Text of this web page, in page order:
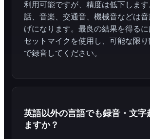
利用可能ですが、精度は低下しま
話、音楽、交通音、機械音などは
げになります。最良の結果を得る
セットマイクを使用し、可能な限
で録音してください。
英語以外の言語でも録音・文字
ますか？